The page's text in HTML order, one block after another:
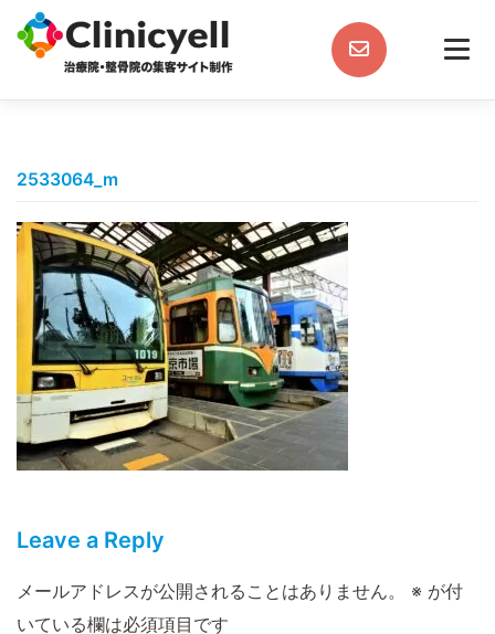
content
2533064_m
Leave a Reply
メールアドレスが公開されることはありません。 ※ が付
いている欄は必須項目です